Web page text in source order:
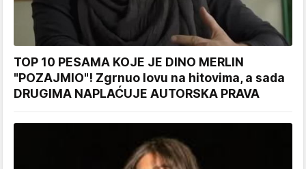
TOP 10 PESAMA KOJE JE DINO MERLIN
"POZAJMIO"! Zgrnuo lovu na hitovima, a sada
DRUGIMA NAPLAĆUJE AUTORSKA PRAVA